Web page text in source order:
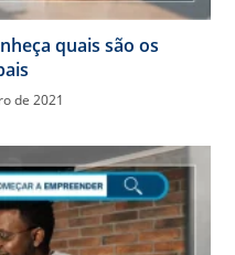
quais são os
de 2021